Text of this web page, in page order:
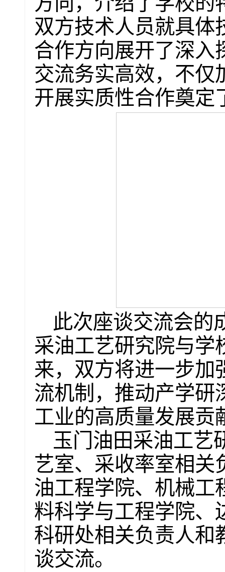
双方技术人员就具体
合作方向展开了深入
交流务实高效，不仅
开展实质性合作奠定
此次座谈交流会的
采油工艺研究院与学
来，双方将进一步加
流机制，推动产学研
工业的高质量发展贡
玉门油田采油工艺
艺室、采收率室相关
油工程学院、机械工
料科学与工程学院、
科研处相关负责人和
谈交流。